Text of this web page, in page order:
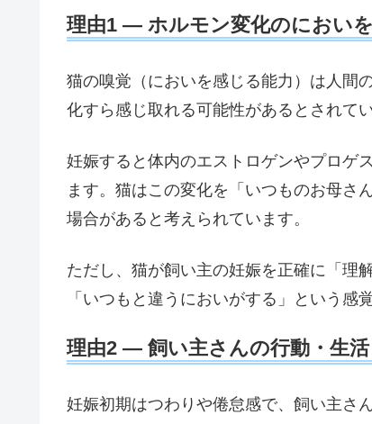
理由1 — ホルモン変化のにおい
猫の嗅覚（においを感じる能力）は人間
化すら感じ取れる可能性があるとされてい
妊娠すると体内のエストロゲンやプロゲ
ます。猫はこの変化を「いつものお母さ
場合があると考えられています。
ただし、猫が飼い主の妊娠を正確に「理
「いつもと違うにおいがする」という感
理由2 — 飼い主さんの行動・生
妊娠初期はつわりや倦怠感で、飼い主さ